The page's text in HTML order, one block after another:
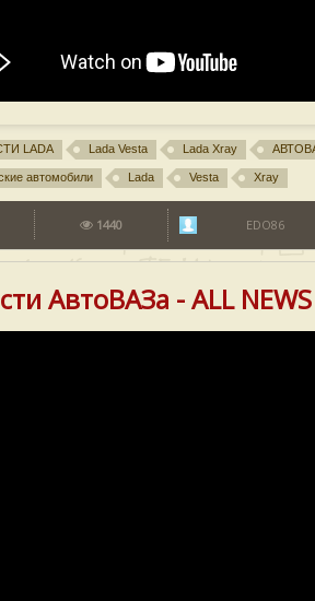
LADA Lada Vesta Lada Xray
автомобили Lada Vesta Xray
1440 EDO86
АвтоВАЗа - ALL NEWS